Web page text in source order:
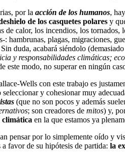
por la acción de los humanos,
de los casquetes polares y
de calor, los incendios, los
: hambrunas, plagas, migraciones,
Sin duda, acabará siéndolo
y responsabilidades climáticas;
este modo, no superar en ningún
Wells con este trabajo es
y cohesionar muy
(que no son pocos y además
; son creadores de mitos) y,
climática en la que estamos ya
por lo simplemente oído y visto
favor de su hipótesis de partida: la